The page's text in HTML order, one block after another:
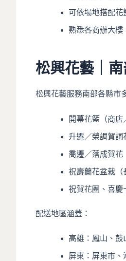
可依場地搭配花
熟悉各商辦大樓
松興花藝｜
松興花藝服務南部各縣市
開幕花籃（商店
升遷／榮調賀詞
喬遷／落成賀花
祝壽蘭花盆栽（
祝賀花圈、喜慶
配送地區涵蓋：
高雄：鳳山、鼓
屏東：屏東市、